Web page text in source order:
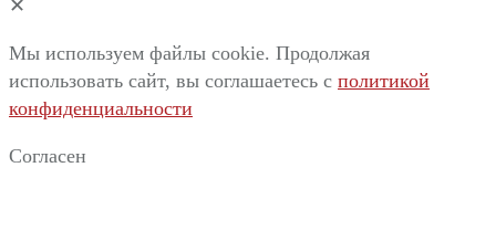
✕
Мы используем файлы cookie. Продолжая
использовать сайт, вы соглашаетесь c политикой
конфиденциальности
Согласен